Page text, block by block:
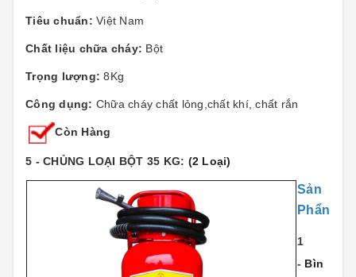
Tiêu chuẩn: Việt Nam
Chất liệu chữa cháy: Bột
Trọng lượng: 8Kg
Công dụng: Chữa cháy chất lỏng,chất khí, chất rắn
Còn Hàng
5 - CHỦNG LOẠI BỘT 35 KG: (2 Loại)
Sản
Phẩn
1
- Bìn